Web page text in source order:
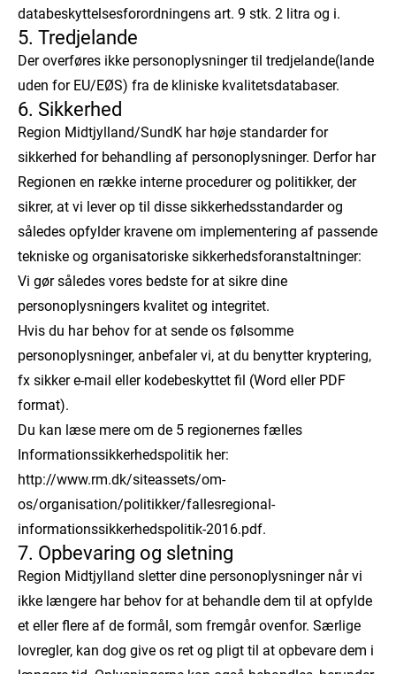
databeskyttelsesforordningens art. 9 stk. 2 litra og i.
5. Tredjelande
Der overføres ikke personoplysninger til tredjelande(lande
uden for EU/EØS) fra de kliniske kvalitetsdatabaser.
6. Sikkerhed
Region Midtjylland/SundK har høje standarder for
sikkerhed for behandling af personoplysninger. Derfor har
Regionen en række interne procedurer og politikker, der
sikrer, at vi lever op til disse sikkerhedsstandarder og
således opfylder kravene om implementering af passende
tekniske og organisatoriske sikkerhedsforanstaltninger:
Vi gør således vores bedste for at sikre dine
personoplysningers kvalitet og integritet.
Hvis du har behov for at sende os følsomme
personoplysninger, anbefaler vi, at du benytter kryptering,
fx sikker e-mail eller kodebeskyttet fil (Word eller PDF
format).
Du kan læse mere om de 5 regionernes fælles
Informationssikkerhedspolitik her:
http://www.rm.dk/siteassets/om-
os/organisation/politikker/fallesregional-
informationssikkerhedspolitik-2016.pdf.
7. Opbevaring og sletning
Region Midtjylland sletter dine personoplysninger når vi
ikke længere har behov for at behandle dem til at opfylde
et eller flere af de formål, som fremgår ovenfor. Særlige
lovregler, kan dog give os ret og pligt til at opbevare dem i